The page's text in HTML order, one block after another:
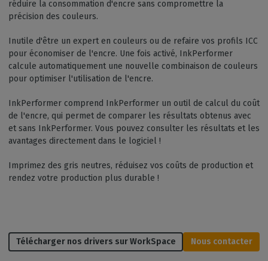
réduire la consommation d'encre sans compromettre la
précision des couleurs.
Inutile d'être un expert en couleurs ou de refaire vos profils ICC
pour économiser de l'encre. Une fois activé, InkPerformer
calcule automatiquement une nouvelle combinaison de couleurs
pour optimiser l'utilisation de l'encre.
InkPerformer comprend InkPerformer un outil de calcul du coût
de l'encre, qui permet de comparer les résultats obtenus avec
et sans InkPerformer. Vous pouvez consulter les résultats et les
avantages directement dans le logiciel !
Imprimez des gris neutres, réduisez vos coûts de production et
rendez votre production plus durable !
Télécharger nos drivers sur WorkSpace Nous contacter